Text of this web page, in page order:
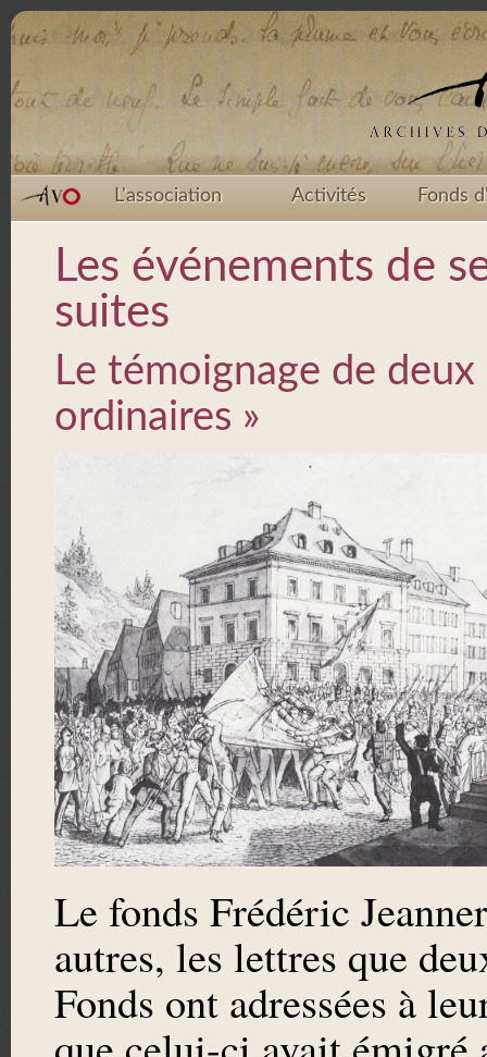
L'association Activités Fonds
Les événements de
suites
Le témoignage de
ordinaires »
Le fonds Frédéric
autres, les lettres que
Fonds ont adressées à